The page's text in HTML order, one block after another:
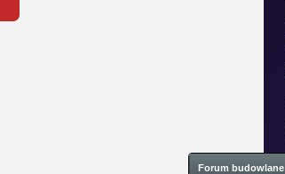
Forum budowlane